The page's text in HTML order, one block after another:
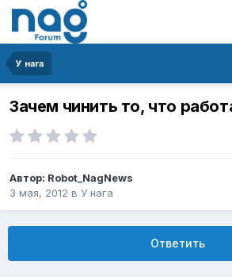
У нага
Зачем чинить то, что
Автор: Robot_NagNews
3 мая, 2012 в У нага
Ответить